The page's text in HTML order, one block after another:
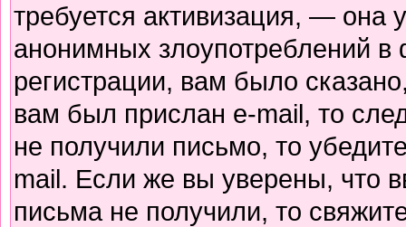
требуется активизация, — она
анонимных злоупотреблений
регистрации, вам было
вам был прислан e-mail, то
не получили письмо, то
mail. Если же вы уверены, что
письма не получили, то